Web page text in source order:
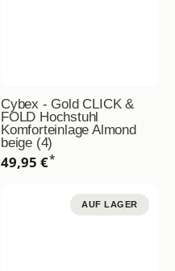
Cybex - Gold CLICK &
FOLD Hochstuhl
Komforteinlage Almond
beige (4)
49,95 €*
AUF LAGER